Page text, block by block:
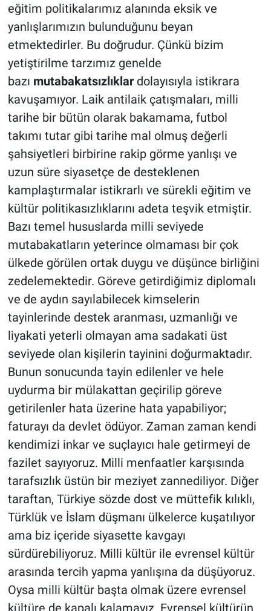
eğitim politikalarımız alanında eksik ve
yanlışlarımızın bulunduğunu beyan
etmektedirler. Bu doğrudur. Çünkü bizim
yetiştirilme tarzımız genelde
bazı mutabakatsızlıklardolayısıyla istikrara
kavuşamıyor. Laik antilaik çatışmaları, milli
tarihe bir bütün olarak bakamama, futbol
takımı tutar gibi tarihe mal olmuş değerli
şahsiyetleri birbirine rakip görme yanlışı ve
uzun süre siyasetçe de desteklenen
kamplaştırmalar istikrarlı ve sürekli eğitim ve
kültür politikasızlıklarını adeta teşvik etmiştir.
Bazı temel hususlarda milli seviyede
mutabakatların yeterince olmaması bir çok
ülkede görülen ortak duygu ve düşünce birliğini
zedelemektedir. Göreve getirdiğimiz diplomalı
ve de aydın sayılabilecek kimselerin
tayinlerinde destek aranması, uzmanlığı ve
liyakati yeterli olmayan ama sadakati üst
seviyede olan kişilerin tayinini doğurmaktadır.
Bunun sonucunda tayin edilenler ve hele
uydurma bir mülakattan geçirilip göreve
getirilenler hata üzerine hata yapabiliyor;
faturayı da devlet ödüyor. Zaman zaman kendi
kendimizi inkar ve suçlayıcı hale getirmeyi de
fazilet sayıyoruz. Milli menfaatler karşısında
tarafsızlık üstün bir meziyet zannediliyor. Diğer
taraftan, Türkiye sözde dost ve müttefik kılıklı,
Türklük ve İslam düşmanı ülkelerce kuşatılıyor
ama biz içeride siyasette kavgayı
sürdürebiliyoruz. Milli kültür ile evrensel kültür
arasında tercih yapma yanlışına da düşüyoruz.
Oysa milli kültür başta olmak üzere evrensel
kültüre de kapalı kalamayız. Evrensel kültürün